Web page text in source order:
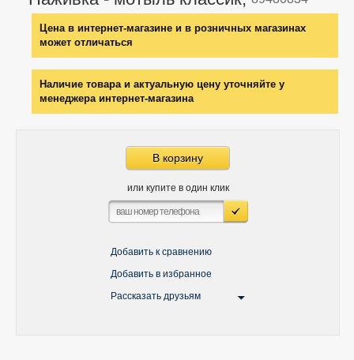
Цена в интернет-магазине и в розничных магазинах
может отличаться
Наличие товара и актуальную цену уточняйте у
менеджера интернет-магазина
В корзину
или купите в один клик
Добавить к сравнению
Добавить в избранное
Рассказать друзьям